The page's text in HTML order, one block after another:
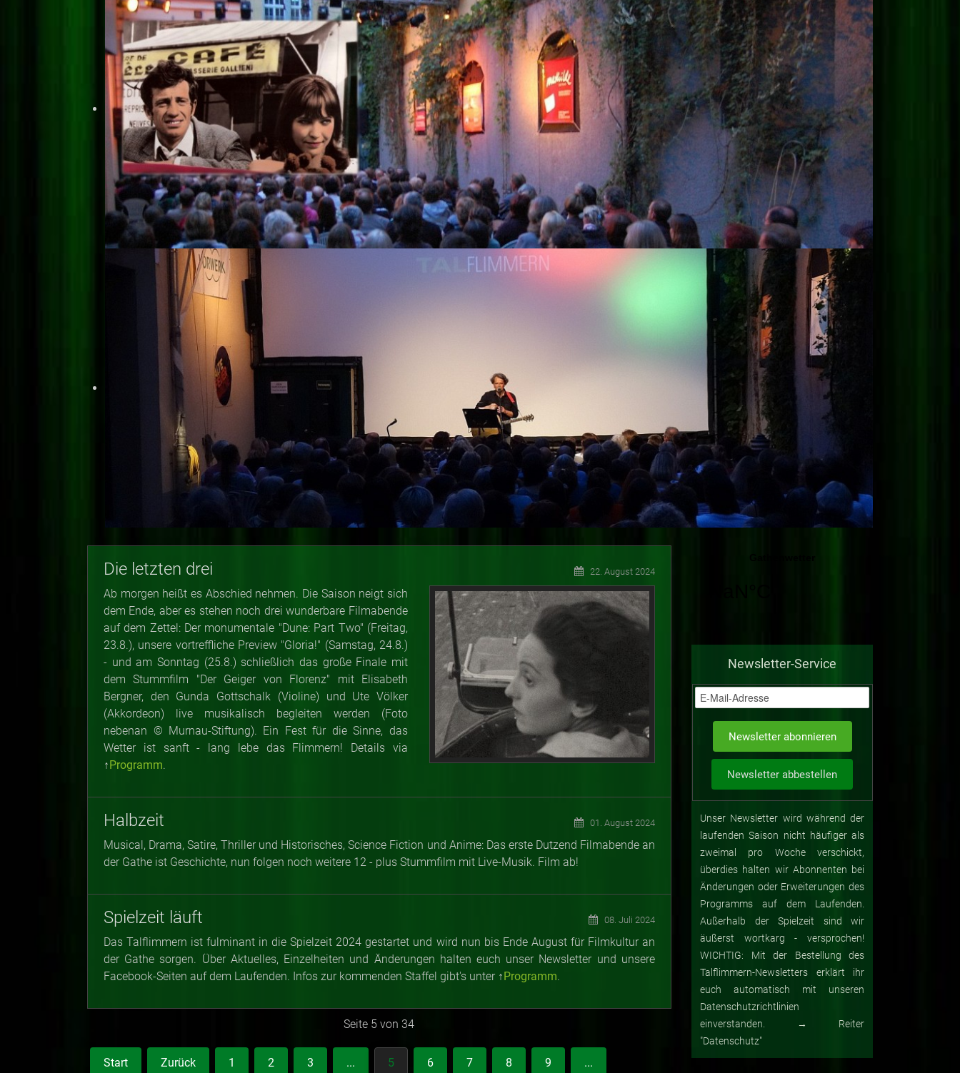
Die letzten drei 22. August 2024
Ab morgen heißt es Abschied nehmen. Die Saison neigt sich
dem Ende, aber es stehen noch drei wunderbare Filmabende
auf dem Zettel: Der monumentale "Dune: Part Two" (Freitag,
23.8.), unsere vortreffliche Preview "Gloria!" (Samstag, 24.8.)
- und am Sonntag (25.8.) schließlich das große Finale mit
dem Stummfilm "Der Geiger von Florenz" mit Elisabeth
Bergner, den Gunda Gottschalk (Violine) und Ute Völker
(Akkordeon) live musikalisch begleiten werden (Foto
nebenan © Murnau-Stiftung). Ein Fest für die Sinne, das
Wetter ist sanft - lang lebe das Flimmern! Details via
↑ Programm.
Halbzeit 01. August 2024
Musical, Drama, Satire, Thriller und Historisches, Science Fiction und Anime: Das erste Dutzend Filmabende an
der Gathe ist Geschichte, nun folgen noch weitere 12 - plus Stummfilm mit Live-Musik. Film ab!
Spielzeit läuft 08. Juli 2024
Das Talflimmern ist fulminant in die Spielzeit 2024 gestartet und wird nun bis Ende August für Filmkultur an
der Gathe sorgen. Über Aktuelles, Einzelheiten und Änderungen halten euch unser Newsletter und unsere
Facebook-Seiten auf dem Laufenden. Infos zurkommenden Staffel gibt's unter ↑ Programm.
Seite 5 von 34
Start Zurück 1 2 3 ... 5 6 7 8 9 ...
Newsletter-Service
Unser Newsletter wird während der
laufenden Saison nicht häufiger als
zweimal pro Woche verschickt,
überdies halten wir Abonnenten bei
Änderungen oder Erweiterungen des
Programms auf dem Laufenden.
Außerhalb der Spielzeit sind wir
äußerst wortkarg - versprochen!
WICHTIG: Mit der Bestellung des
Talflimmern-Newsletters erklärt ihr
euch automatisch mit unseren
Datenschutzrichtlinien
einverstanden. → Reiter
"Datenschutz"